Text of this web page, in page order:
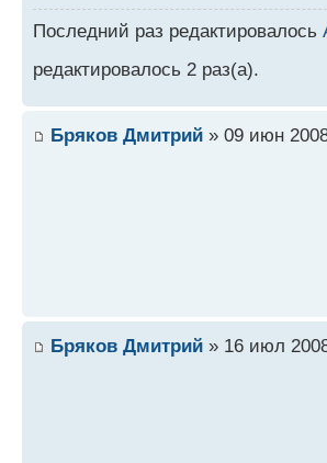
Последний раз редактировалось
редактировалось 2 раз(а).
Бряков Дмитрий » 09 июн
Бряков Дмитрий » 16 июл